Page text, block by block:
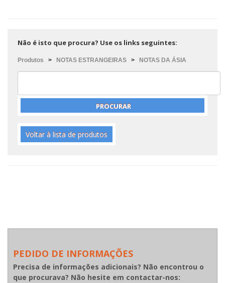
Não é isto que procura? Use os links seguintes:
Produtos > NOTAS ESTRANGEIRAS > NOTAS DA ÁSIA
Voltar à lista de produtos
PEDIDO DE INFORMAÇÕES
Precisa de informações adicionais? Não encontrou o
que procurava? Não hesite em contactar-nos: